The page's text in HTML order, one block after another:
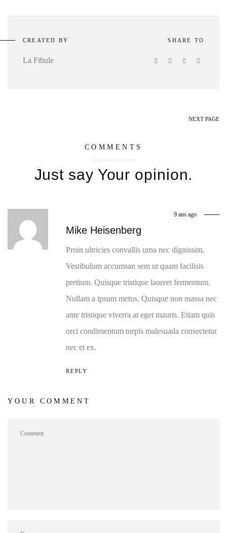
CREATED BY
La Fibule
SHARE TO
NEXT PAGE
COMMENTS
Just say Your opinion.
Mike Heisenberg
9 ans ago
Proin ultricies convallis urna nec dignissim.
Vestibulum accumsan sem ut quam facilisis
pretium. Quisque tristique laoreet fermentum.
Nullam a ipsum metus. Quisque non massa nec
ante tristique viverra at eget mauris. Etiam quis
orci condimentum turpis malesuada consectetur
nec et ex.
REPLY
YOUR COMMENT